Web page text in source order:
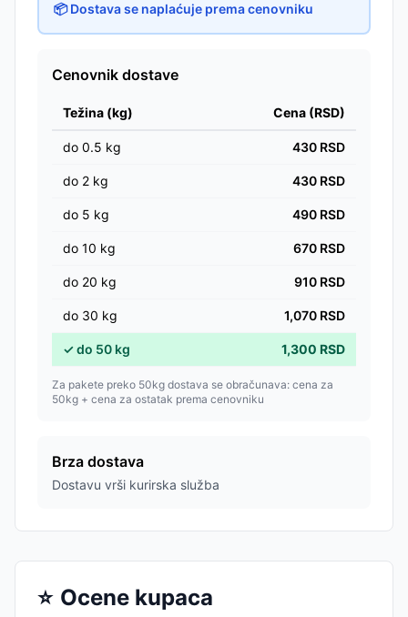
📦 Dostava se naplaćuje prema cenovniku
Cenovnik dostave
Težina (kg) Cena (RSD)
do 0.5 kg 430 RSD
do 2 kg 430 RSD
do 5 kg 490 RSD
do 10 kg 670 RSD
do 20 kg 910 RSD
do 30 kg 1,070 RSD
✓do 50 kg 1,300 RSD
Za pakete preko 50kg dostava se obračunava: cena za
50kg + cena za ostatak prema cenovniku
Brza dostava
Dostavu vrši kurirska služba
⭐ Ocene kupaca